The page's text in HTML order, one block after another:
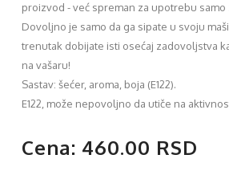
proizvod - već spreman za upotrebu samo
Dovoljno je samo da ga sipate u svoju
trenutak dobijate isti osećaj zadovoljstva
na vašaru!
Sastav: šećer, aroma, boja (E122).
E122, može nepovoljno da utiče na
Cena: 460.00 RSD